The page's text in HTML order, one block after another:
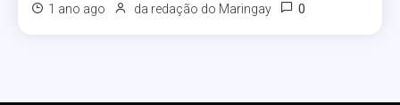
1 ano ago da redação do Maringay 0